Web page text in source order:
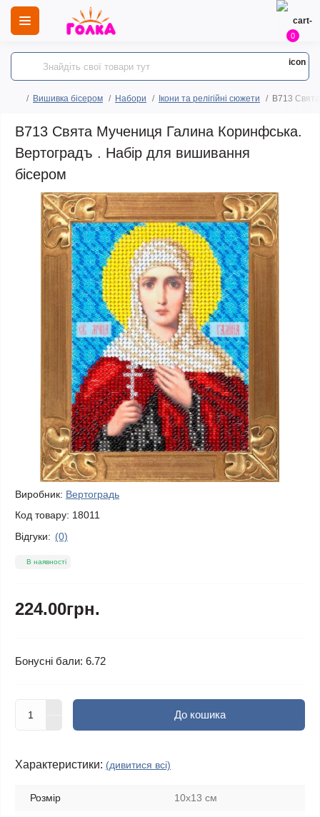
0
Вишивка бісером Набори Ікони та релігійні сюжети B713
B713 Свята Мучениця Галина Коринфська.
Вертоградъ . Набір для вишивання
бісером
Виробник: Вертоградь
Код товару: 18011
Відгуки: (0)
В наявності
224.00грн.
Бонусні бали: 6.72
До кошика
Характеристики: (дивитися всі)
Розмір 10x13 см